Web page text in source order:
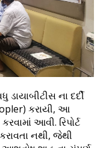
ના દર્દી
કરાયી, આ
કરવામાં આવી. રિપોર્ટ
નથી, જેથી